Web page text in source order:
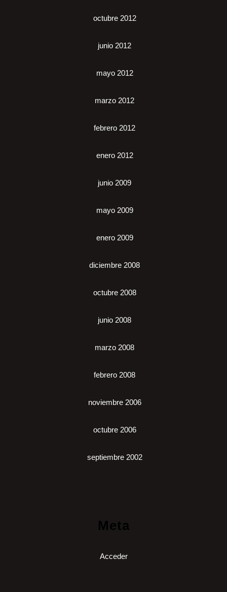
octubre 2012
junio 2012
mayo 2012
marzo 2012
febrero 2012
enero 2012
junio 2009
mayo 2009
enero 2009
diciembre 2008
octubre 2008
junio 2008
marzo 2008
febrero 2008
noviembre 2006
octubre 2006
septiembre 2002
Meta
Acceder